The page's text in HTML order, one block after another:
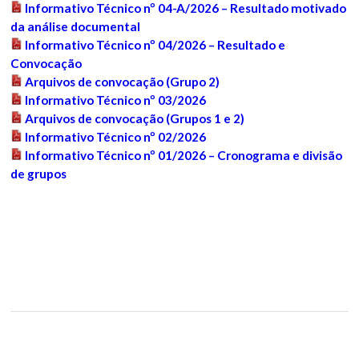
Informativo Técnico nº 04-A/2026 – Resultado motivado
da análise documental
Informativo Técnico nº 04/2026 – Resultado e
Convocação
Arquivos de convocação (Grupo 2)
Informativo Técnico nº 03/2026
Arquivos de convocação (Grupos 1 e 2)
Informativo Técnico nº 02/2026
Informativo Técnico nº 01/2026 – Cronograma e divisão
de grupos